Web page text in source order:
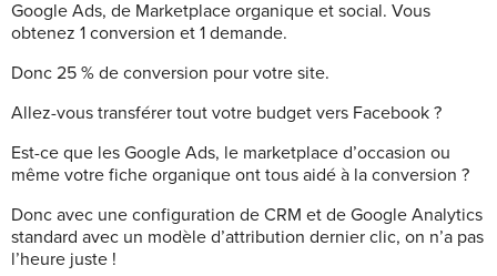
Google Ads, de Marketplace organique et social. Vous
obtenez 1 conversion et 1 demande.
Donc 25 % de conversion pour votre site.
Allez-vous transférer tout votre budget vers Facebook ?
Est-ce que les Google Ads, le marketplace d’occasion ou
même votre fiche organique ont tous aidé à la conversion ?
Donc avec une configuration de CRM et de Google Analytics
standard avec un modèle d’attribution dernier clic, on n’a pas
l’heure juste !